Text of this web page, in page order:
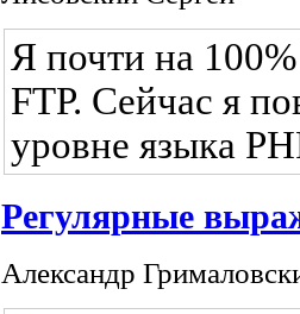
Я почти на
FTP. Сейчас я
уровне языка
Регулярные
Александр